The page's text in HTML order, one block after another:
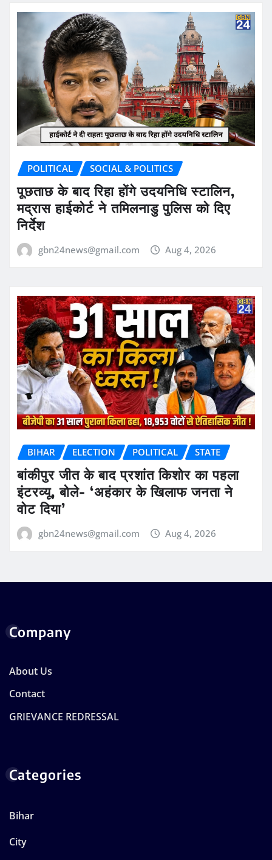
POLITICAL SOCIAL & POLITICS
पूछताछ के बाद रिहा होंगे उदयनिधि स्टालिन,
मद्रास हाईकोर्ट ने तमिलनाडु पुलिस को दिए
निर्देश
gbn24news@gmail.com Aug 4, 2026
BIHAR ELECTION POLITICAL STATE
बांकीपुर जीत के बाद प्रशांत किशोर का पहला
इंटरव्यू, बोले- ‘अहंकार के खिलाफ जनता ने
वोट दिया’
gbn24news@gmail.com Aug 4, 2026
Company
About Us
Contact
GRIEVANCE REDRESSAL
Categories
Bihar
City